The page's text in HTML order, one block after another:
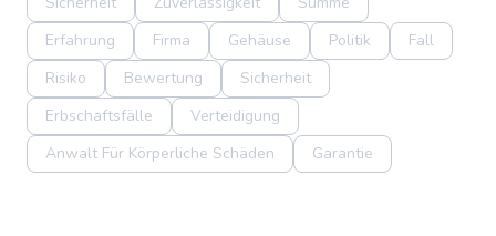
Erfahrung
Firma Gehäuse Politik
Fall
Risiko
Bewertung
Sicherheit
Erbschaftsfälle
Verteidigung
Anwalt Für Körperliche Schäden
Garantie